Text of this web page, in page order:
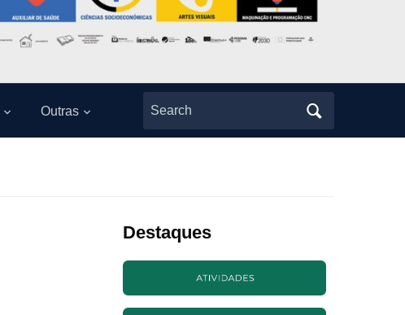
Outras
Search
for:
Destaques